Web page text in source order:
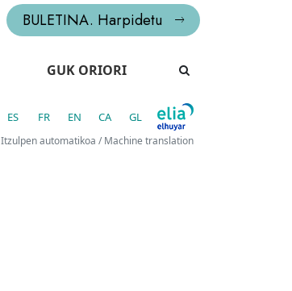
BULETINA. Harpidetu
GUK ORIORI
ES FR EN CA GL
Itzulpen automatikoa / Machine translation